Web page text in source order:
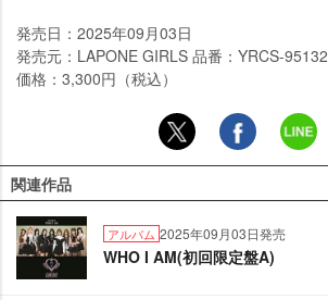
発売日：2025年09月03日
発売元：LAPONE GIRLS 品番：YRCS-95132
価格：3,300円（税込）
関連作品
アルバム 2025年09月03日発売
WHO I AM(初回限定盤A)